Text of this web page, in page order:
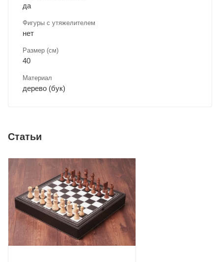
да
Фигуры с утяжелителем
нет
Размер (см)
40
Материал
дерево (бук)
Статьи